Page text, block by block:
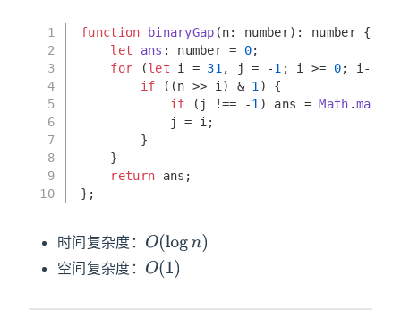
1
2
3
4
5
6
7
8
9
10
function binaryGap (n: number): number {
let
ans : number = 0;
for (let i = 31 , j = -1 ; i >= 0; i--) {
if ((n >> i) & 1 ) {
if (j !== -1 ) ans = Math .max
            j = i;
        }
    }
return ans;
};
时间复杂度： O(logn)
空间复杂度： O(1)